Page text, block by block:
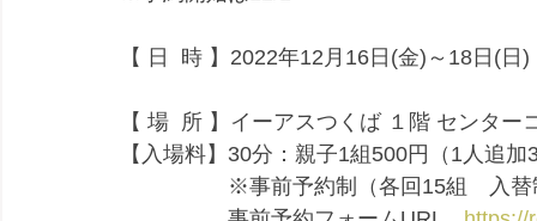
【 日  時 】2022年12月16日(金)～18日(
【 場  所 】イーアスつくば １階 センター
【入場料】30分：親子1組500円（1人追加
※事前予約制（各回15組　入替